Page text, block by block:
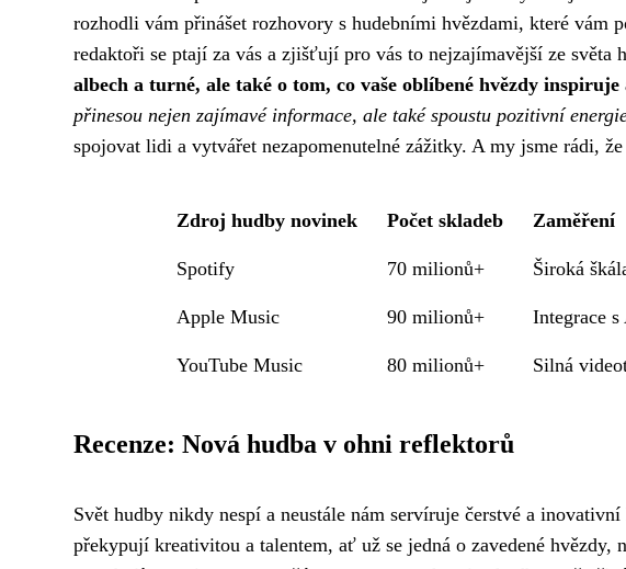
rozhodli vám přinášet rozhovory s hudebními hvězdami, které vám
redaktoři se ptají za vás a zjišťují pro vás to nejzajímavější ze světa
albech a turné, ale také o tom, co vaše oblíbené hvězdy
přinesou nejen zajímavé informace, ale také spoustu pozitivní
spojovat lidi a vytvářet nezapomenutelné zážitky. A my jsme rádi,
Zdroj hudby novinek Počet skladeb Zaměření
Spotify 70 milionů+ Široká
Apple Music 90 milionů+ Integrace
YouTube Music 80 milionů+ Silná
Recenze: Nová hudba v ohni reflektorů
Svět hudby nikdy nespí a neustále nám servíruje čerstvé a
překypují kreativitou a talentem, ať už se jedná o zavedené hvězdy,